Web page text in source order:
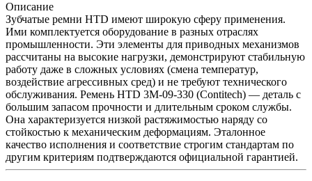
Описание
Зубчатые ремни HTD имеют широкую сферу применения.
Ими комплектуется оборудование в разных отраслях
промышленности. Эти элементы для приводных механизмов
рассчитаны на высокие нагрузки, демонстрируют стабильную
работу даже в сложных условиях (смена температур,
воздействие агрессивных сред) и не требуют технического
обслуживания. Ремень HTD 3M-09-330 (Contitech) — деталь с
большим запасом прочности и длительным сроком службы.
Она характеризуется низкой растяжимостью наряду со
стойкостью к механическим деформациям. Эталонное
качество исполнения и соответствие строгим стандартам по
другим критериям подтверждаются официальной гарантией.